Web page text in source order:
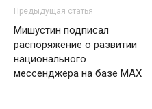
Предыдущая статья
Мишустин подписал
распоряжение о развитии
национального
мессенджера на базе MAX